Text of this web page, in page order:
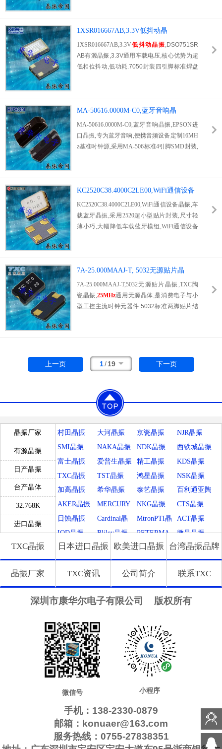
同步,画面撕裂,音频底噪过大等问题,工作温区
覆盖-40℃~85℃,金属屏蔽外壳隔绝电源,射频
电磁干扰,保障高清视频解码与无损音频采样时
序稳定,符合RoHS无铅环保标准,卷带包装适配
自动化SMT产线,可免费提供样品与原厂规格
1XSR016667AB,3.3V低抖动晶
振,DSO751SRAB有源晶振
1XSR016667AB,3.3V低抖动晶振,DSO751SR
AB有源晶振,3.3V通用车载电压,核心优势为超
低相位抖动,低功耗.7050封装四引脚标准焊盘
车载高速无线通信与高清多媒体解码时序需求.
全套车规可靠性测试达标,可抵御行车颠簸,温
差骤变等恶劣工况,适配车载导航,DSP音响,车
载4G网关.库存实时更新,极速发货,一站式配套
全系列KDS有源晶振,专业团队提供参数调试支
MA-50616.0000M-C0,蓝牙音响晶
振,EPSON进口晶振
MA-50616.0000M-C0,蓝牙音响晶振,EPSON进
口晶振,专为蓝牙音响,便携音频设备定制16MH
z基准时钟源,采用MA-506标准4引脚SMD封装,
稳定输出,等效串联电阻低,信号抖动小,有效规
避蓝牙音频传输卡顿,断连,杂音问题.广泛应用
桌面蓝牙音箱,户外便携音响,车载蓝牙晶振 播
放器,现货稳定供货,可提供原厂规格书与批量
试样.
KC2520C38.4000C2LE00,WiFi通信设备
晶振,车载蓝牙晶振
KC2520C38.4000C2LE00,WiFi通信设备晶振,车
载蓝牙晶振,采用2520超小型贴片封装,尺寸轻
薄小巧,大幅降低车载蓝牙模组,WiFi通信设备
无线网络数据交互,高精度晶片将频率误差严格
控制在±15ppm,保障无线信号时序精准同步.陶
瓷密闭壳体隔绝水汽,粉尘侵蚀,延长车载电子
使用寿命,低压下起振性能优秀,适配车载蓄电
池低压波动工况.支持全自动SMT高速贴装,耐
7A-25.000MAAJ-T, 5032无源贴片晶
振,TXC陶瓷晶振
7A-25.000MAAJ-T,5032无源贴片晶振,TXC陶
瓷晶振,25MHz通用无源晶体,是消费电子与小
型工控主流时钟元器件.5032标准两脚贴片结
片外部振荡电路.常温精度±30ppm,电气参数标
率漂移控制合理,室内常温设备长时间运行不会
出现时钟偏移.
上一页 1/19 下一页
晶振厂家
有源晶振
日产晶振
台产晶体
32.768K
进口晶振
村田晶振 大河晶振 京瓷晶振
NJR晶振
SMI晶振
NAKA晶振 NDK晶振
西铁城晶振
富士晶振
爱普生晶振 精工晶振
KDS晶振
TXC晶振
TST晶振 鸿星晶振
NSK晶振
加高晶振
希华晶振 泰艺晶振
百利通亚陶
晶振
AKER晶振
MERCURY
晶振
NKG晶振
CTS晶振
日蚀晶振
Cardinal晶
振
MtronPTI晶
振
ACT晶振
IQD晶振
Bliley晶振
PETERMA
NN晶振
微晶晶振
拉隆晶振
Crystek晶振 QANTEK晶
振
MTI-Millire
n晶振
Microchip晶 GED晶振
FCD-Tech晶
振
瑞康晶振
格林雷晶振
Euroquartz
晶振
QuartzCom
晶振
LiHom晶振
Silicon晶振
Filtronetics
晶振
HEC晶振
康纳温菲尔
德
SiTimeCryst FOX晶振
QuartzChnik Rubyquartz
振
IDTcrystal
晶振
Frequency晶
振
SUNTSU晶
振
CORE晶振 Q-Tech晶振
Macrobizes
晶振
Pletronics晶
振
GEYER晶
振
Transko晶振
NIPPON晶
振
Anderson晶
AXTAL晶
振
Statek晶振 WI2WI晶振
NIC晶振
韩国三呢晶
振
ECScrystal
晶振
AEL晶振
MMDCOMP
晶振
ARGO晶振
C-TECH晶
Bomar晶振 EM晶振 Skyworks晶
TXC晶振 日本进口晶振 欧美进口晶振 台湾晶振品牌
晶振厂家 TXC资讯 公司简介 联系TXC
深圳市康华尔电子有限公司 版权所有
微信号 小程序
手机：138-2330-0879
邮箱：konuaer@163.com
服务热线：0755-27838351